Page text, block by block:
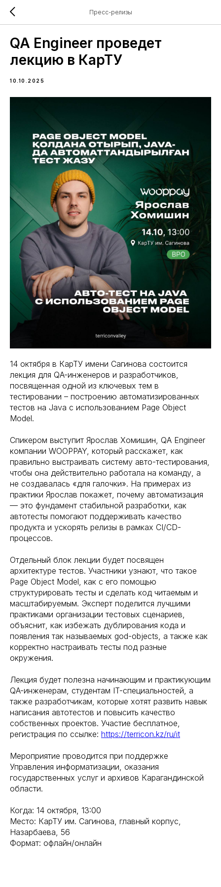
Пресс-релизы
QA Engineer проведет
лекцию в КарТУ
10.10.2025
14 октября в КарТУ имени Сагинова состоится
лекция для QA-инженеров и разработчиков,
посвященная одной из ключевых тем в
тестировании – построению автоматизированных
тестов на Java с использованием Page Object
Model.
Спикером выступит Ярослав Хомишин, QA Engineer
компании WOOPPAY, который расскажет, как
правильно выстраивать систему авто-тестирования,
чтобы она действительно работала на команду, а
не создавалась «для галочки». На примерах из
практики Ярослав покажет, почему автоматизация
— это фундамент стабильной разработки, как
автотесты помогают поддерживать качество
продукта и ускорять релизы в рамках CI/CD-
процессов.
Отдельный блок лекции будет посвящен
архитектуре тестов. Участники узнают, что такое
Page Object Model, как с его помощью
структурировать тесты и сделать код читаемым и
масштабируемым. Эксперт поделится лучшими
практиками организации тестовых сценариев,
объяснит, как избежать дублирования кода и
появления так называемых god-objects, а также как
корректно настраивать тесты под разные
окружения.
Лекция будет полезна начинающим и практикующим
QA-инженерам, студентам IT-специальностей, а
также разработчикам, которые хотят развить навык
написания автотестов и повысить качество
собственных проектов. Участие бесплатное,
регистрация по ссылке: https://terricon.kz/ru/it
Мероприятие проводится при поддержке
Управления информатизации, оказания
государственных услуг и архивов Карагандинской
области.
Когда: 14 октября, 13:00
Место: КарТУ им. Сагинова, главный корпус,
Назарбаева, 56
Формат: офлайн/онлайн